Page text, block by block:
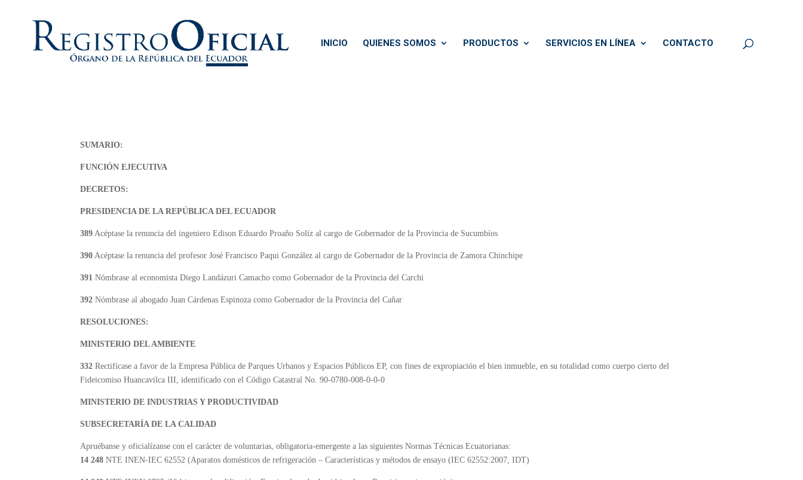
INICIO QUIENES SOMOS PRODUCTOS SERVICIOS EN LÍNEA CONTACTO
SUMARIO:
FUNCIÓN EJECUTIVA
DECRETOS:
PRESIDENCIA DE LA REPÚBLICA DEL ECUADOR
389 Acéptase la renuncia del ingeniero Edison Eduardo Proaño Solíz al cargo de Gobernador de la Provincia de Sucumbíos
390 Acéptase la renuncia del profesor José Francisco Paqui González al cargo de Gobernador de la Provincia de Zamora Chinchipe
391 Nómbrase al economista Diego Landázuri Camacho como Gobernador de la Provincia del Carchi
392Nómbrase al abogado Juan Cárdenas Espinoza como Gobernador de la Provincia del Cañar
RESOLUCIONES:
MINISTERIO DEL AMBIENTE
332 Rectifícase a favor de la Empresa Pública de Parques Urbanos y Espacios Públicos EP, con fines de expropiación el bien inmueble, en su totalidad como cuerpo cierto del
Fideicomiso Huancavilca III, identificado con el Código Catastral No. 90-0780-008-0-0-0
MINISTERIO DE INDUSTRIAS Y PRODUCTIVIDAD
SUBSECRETARÍA DE LA CALIDAD
Apruébanse y oficialízanse con el carácter de voluntarias, obligatoria-emergente a las siguientes Normas Técnicas Ecuatorianas:
14 248 NTE INEN-IEC 62552 (Aparatos domésticos de refrigeración – Características y métodos de ensayo (IEC 62552:2007, IDT)